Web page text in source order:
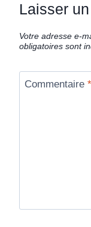
Laisser
Votre adresse e-
obligatoires sont
Commentaire *